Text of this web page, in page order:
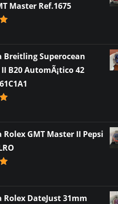
Master Ref.1675
Breitling Superocean
B20 AutomÃ¡tico 42
Rolex GMT Master II Pepsi
Rolex DateJust 31mm